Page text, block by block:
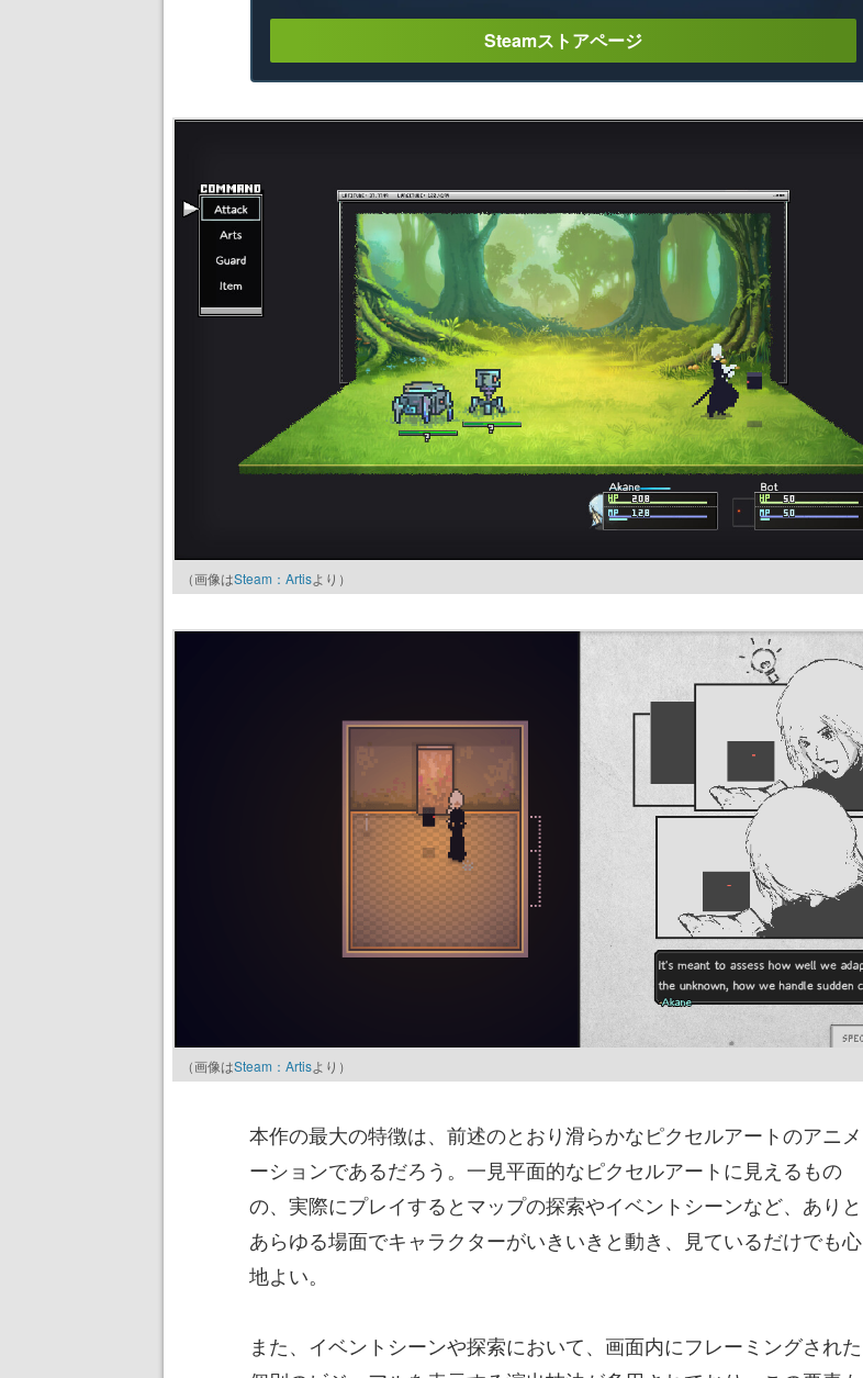
Steamストアページ
（画像はSteam：Artisより）
（画像はSteam：Artisより）
本作の最大の特徴は、前述のとおり滑らかなピクセルアートのアニメ
ーションであるだろう。一見平面的なピクセルアートに見えるもの
の、実際にプレイするとマップの探索やイベントシーンなど、ありと
あらゆる場面でキャラクターがいきいきと動き、見ているだけでも心
地よい。
また、イベントシーンや探索において、画面内にフレーミングされた